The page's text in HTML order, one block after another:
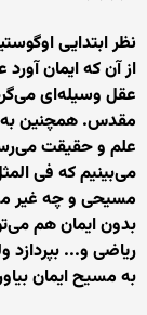
نظر ابتدایی
از آن که ایمان
عقل وسیله‌ای
مقدس. همچنین به
علم و حقیقت
مسیحی و چه غیر
بدون ایمان هم
ریاضی و... بپردازد
به مسیح ایمان